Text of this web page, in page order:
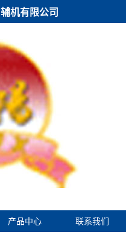
机有限公司
产品中心 联系我们